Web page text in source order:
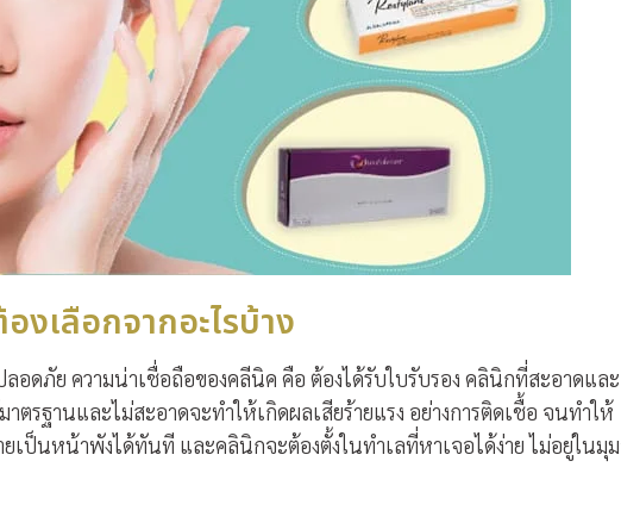
งเลือกจากอะไรบ้าง
อดภัย ความน่าเชื่อถือของคลีนิค คือ ต้องได้รับใบรับรอง คลินิกที่สะอาดแล
ตรฐานและไม่สะอาดจะทำให้เกิดผลเสียร้ายแรง อย่างการติดเชื้อ จนทำให้
ป็นหน้าพังได้ทันที และคลินิกจะต้องตั้งในทำเลที่หาเจอได้ง่าย ไม่อยู่ในมุ